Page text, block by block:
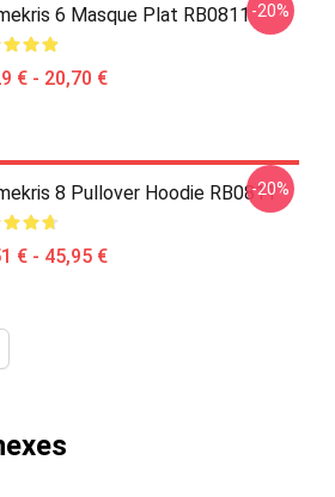
6 Masque Plat RB0811
€ - 20,70 €
-20%
8 Pullover Hoodie RB0811
€ - 45,95 €
-20%